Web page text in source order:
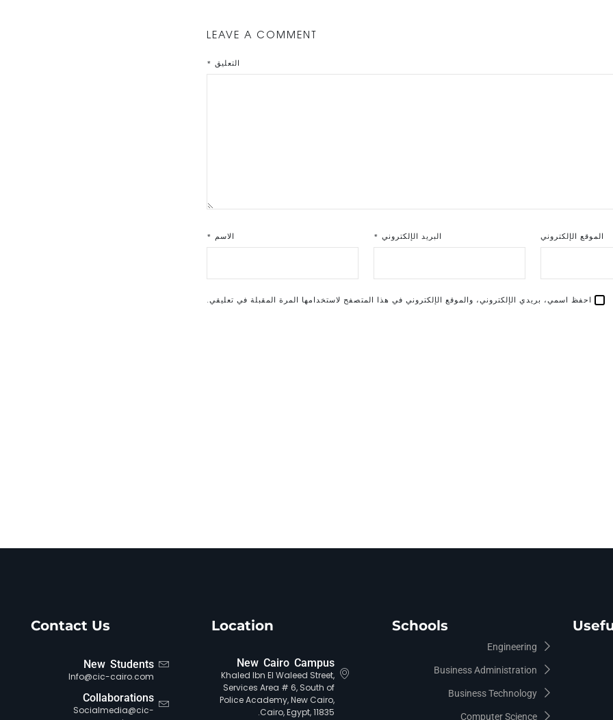
LEAVE A COMMENT
التعليق *
الاسم * البريد الإلكتروني * الموقع الإلكتروني
احفظ اسمي، بريدي الإلكتروني، والموقع الإلكتروني في هذا المتصفح لاستخدامها المرة المقبلة في تعليقي.
Schools
Engineering
Business Administration
Business Technology
Computer Science
Location
New Cairo Campus
Khaled Ibn El Waleed Street,
Services Area # 6, South of
Police Academy, New Cairo,
Cairo, Egypt, 11835.
Contact Us
New Students
Info@cic-cairo.com
Collaborations
Socialmedia@cic-